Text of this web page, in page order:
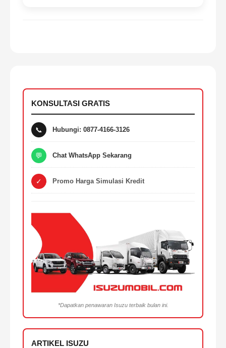
KONSULTASI GRATIS
📞 Hubungi: 0877-4166-3126
💬 Chat WhatsApp Sekarang
✓ Promo Harga Simulasi Kredit
*Dapatkan penawaran Isuzu terbaik bulan ini.
ARTIKEL ISUZU